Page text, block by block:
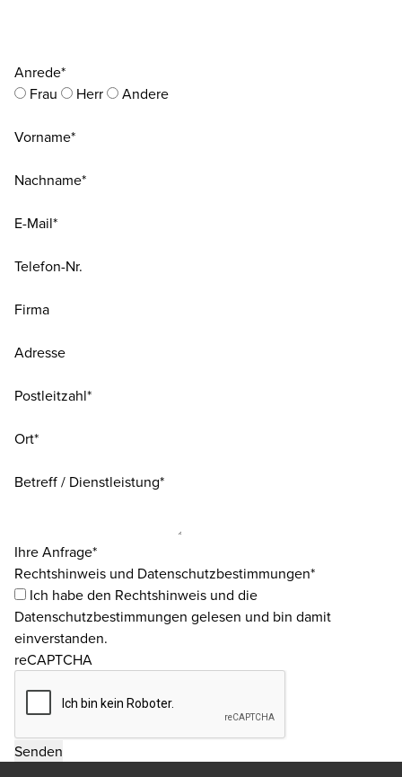
Anrede*
Frau
Herr Andere
Vorname*
Nachname*
E-Mail*
Telefon-Nr.
Firma
Adresse
Postleitzahl*
Ort*
Betreff / Dienstleistung*
Ihre Anfrage*
Rechtshinweis und Datenschutzbestimmungen*
Ich habe den Rechtshinweis und die
Datenschutzbestimmungen gelesen und bin damit
einverstanden.
reCAPTCHA